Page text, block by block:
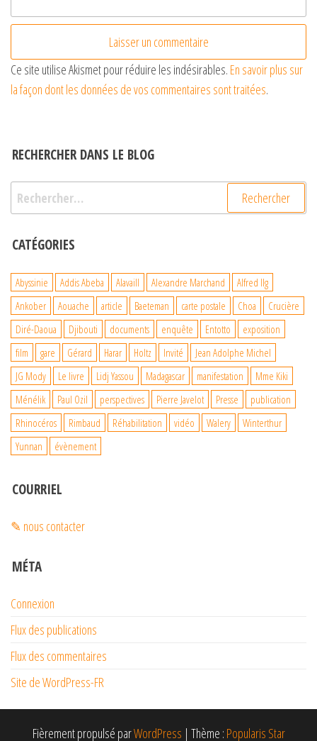
Ce site utilise Akismet pour réduire les indésirables. En savoir plus sur
la façon dont les données de vos commentaires sont traitées.
RECHERCHER DANS LE BLOG
Rechercher :
CATÉGORIES
Abyssinie Addis Abeba Alavaill Alexandre Marchand
Alfred Ilg
Ankober
Aouache article Baeteman carte postale Choa
Crucière
Diré-Daoua
Djibouti documents enquête Entotto
exposition
film
gare Gérard Harar Holtz Invité
Jean Adolphe Michel
JG Mody
Le livre Lidj Yassou Madagascar manifestation
Mme Kiki
Ménélik
Paul Ozil perspectives Pierre Javelot Presse
publication
Rhinocéros
Rimbaud Réhabilitation vidéo Walery
Winterthur
Yunnan
évènement
COURRIEL
✎ nous contacter
MÉTA
Connexion
Flux des publications
Flux des commentaires
Site de WordPress-FR
Fièrement propulsé parWordPress | Thème : Popularis Star